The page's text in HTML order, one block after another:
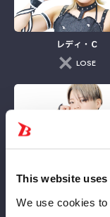
This website
We use cookies
レディ・Ｃ
LOSE